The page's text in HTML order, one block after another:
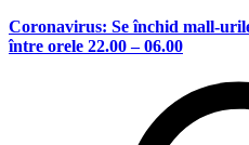
Coronavirus: Se închid mall-
între orele 22.00 – 06.00